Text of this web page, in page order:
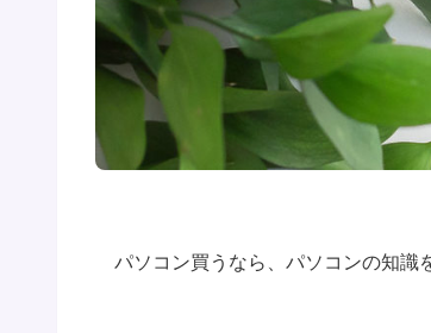
パソコン買うなら、パソコンの知識